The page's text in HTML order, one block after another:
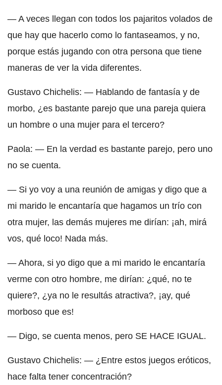
— A veces llegan con todos los pajaritos volados de
que hay que hacerlo como lo fantaseamos, y no,
porque estás jugando con otra persona que tiene
maneras de ver la vida diferentes.
Gustavo Chichelis: — Hablando de fantasía y de
morbo, ¿es bastante parejo que una pareja quiera
un hombre o una mujer para el tercero?
Paola: — En la verdad es bastante parejo, pero uno
no se cuenta.
— Si yo voy a una reunión de amigas y digo que a
mi marido le encantaría que hagamos un trío con
otra mujer, las demás mujeres me dirían: ¡ah, mirá
vos, qué loco! Nada más.
— Ahora, si yo digo que a mi marido le encantaría
verme con otro hombre, me dirían: ¿qué, no te
quiere?, ¿ya no le resultás atractiva?, ¡ay, qué
morboso que es!
— Digo, se cuenta menos, pero SE HACE IGUAL.
Gustavo Chichelis: — ¿Entre estos juegos eróticos,
hace falta tener concentración?